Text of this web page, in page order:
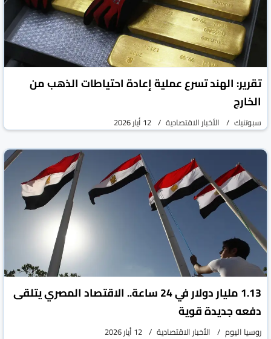
روسيا اليوم الأخبار الاقتصادية
تقرير: الهند تسرع عملية إعادة احتياطات الذهب من
الخارج
سبوتنيك الأخبار الاقتصادية 12 أيار 2026
1.13 مليار دولار في 24 ساعة.. الاقتصاد المصري يتلقى
دفعه جديدة قوية
روسيا اليوم الأخبار الاقتصادية 12 أيار 2026